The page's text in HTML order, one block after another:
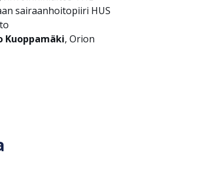
sairaanhoitopiiri HUS
Kuoppamäki, Orion